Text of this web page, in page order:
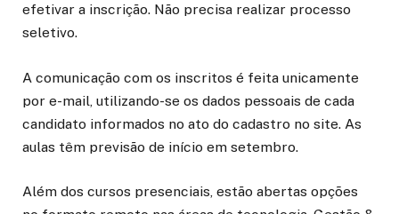
efetivar a inscrição. Não precisa realizar processo
seletivo.
A comunicação com os inscritos é feita unicamente
por e-mail, utilizando-se os dados pessoais de cada
candidato informados no ato do cadastro no site. As
aulas têm previsão de início em setembro.
Além dos cursos presenciais, estão abertas opções